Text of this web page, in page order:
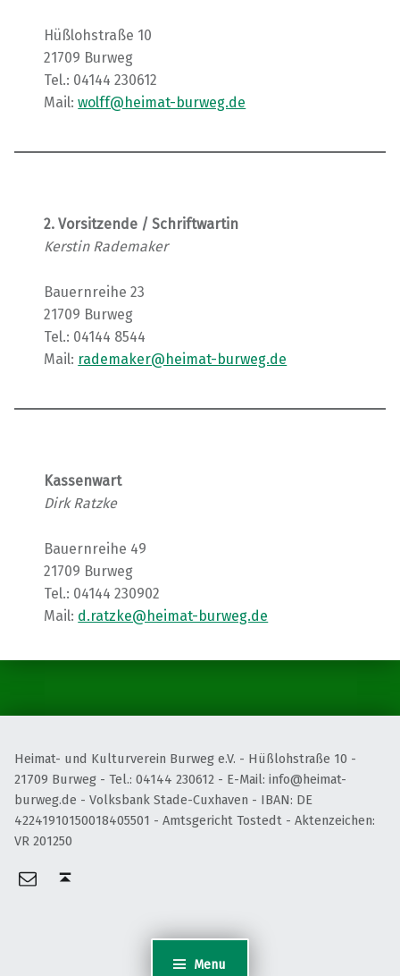
Menu
Hüßlohstraße 10
21709 Burweg
Tel.: 04144 230612
Mail:wolff@heimat-burweg.de
2. Vorsitzende / Schriftwartin
Kerstin Rademaker
Bauernreihe 23
21709 Burweg
Tel.: 04144 8544
Mail: rademaker@heimat-burweg.de
Kassenwart
Dirk Ratzke
Bauernreihe 49
21709 Burweg
Tel.: 04144 230902
Mail: d.ratzke@heimat-burweg.de
Heimat- und Kulturverein Burweg e.V. - Hüßlohstraße 10 -
21709 Burweg - Tel.: 04144 230612 - E-Mail: info@heimat-
burweg.de - Volksbank Stade-Cuxhaven - IBAN: DE
42241910150018405501 - Amtsgericht Tostedt - Aktenzeichen:
VR 201250